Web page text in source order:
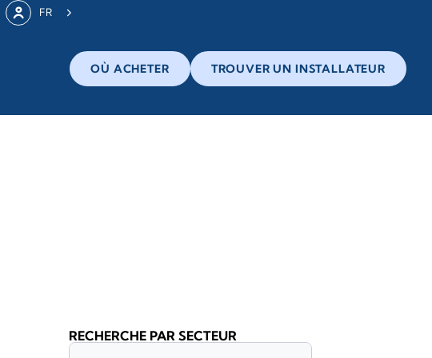
FR
OÙ ACHETER TROUVER UN INSTALLATEUR
RECHERCHE PAR SECTEUR